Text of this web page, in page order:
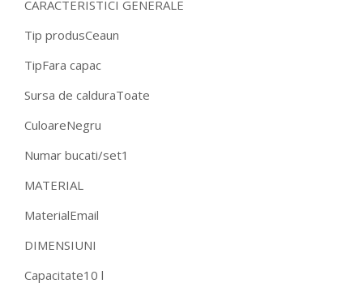
CARACTERISTICI GENERALE
Tip produsCeaun
TipFara capac
Sursa de calduraToate
CuloareNegru
Numar bucati/set1
MATERIAL
MaterialEmail
DIMENSIUNI
Capacitate10 l